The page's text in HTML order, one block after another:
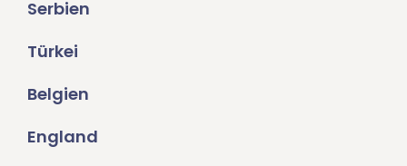
Serbien
Türkei
Belgien
England